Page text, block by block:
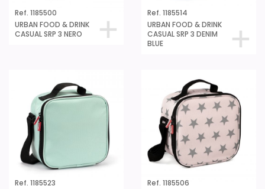
Ref. 1185500
URBAN FOOD & DRINK
CASUAL SRP 3 NERO
Ref. 1185514
URBAN FOOD & DRINK
CASUAL SRP 3 DENIM
BLUE
Ref. 1185523 Ref. 1185506